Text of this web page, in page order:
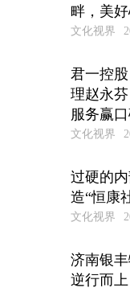
畔，美
文化视界
君一控
理赵永
服务赢
文化视界
过硬的
造“恒康
文化视界
济南银
逆行而